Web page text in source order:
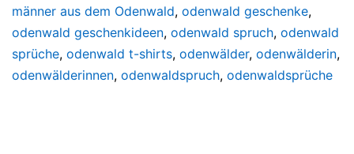
männer aus dem Odenwald, odenwald geschenke,
odenwald geschenkideen, odenwald spruch, odenwald
sprüche, odenwald t-shirts, odenwälder, odenwälderin,
odenwälderinnen, odenwaldspruch, odenwaldsprüche